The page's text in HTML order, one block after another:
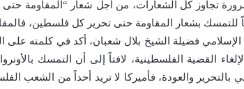
تجاوز كل الشعارات، من أجل شعار “المقاومة حتى
للتمسك بشعار المقاومة حتى تحرير كل فلسطين،
الإسلامي فضيلة الشيخ بلال شعبان، أكد في كلمته على
القضية الفلسطينية، لافتاً إلى أن التمسك
والعودة، فأميركا لا تريد أحداً من الشعب